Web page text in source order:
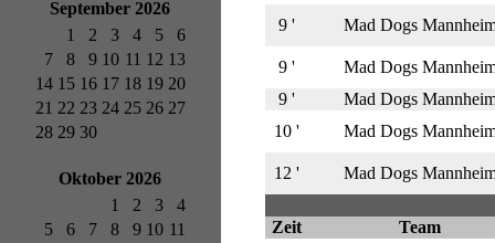
September 2026
1
2 3 4 5
6
7
8 9 10 11 12 13
14 15 16 17 18 19 20
21 22 23 24 25 26 27
28 29 30
Oktober 2026
1
2 3
4
5
6 7 8 9 10 11
9 ' Mad Dogs
9 '
Mad Dogs
9 '
Mad Dogs
10 '
Mad Dogs
12 ' Mad Dogs
Zeit
Team